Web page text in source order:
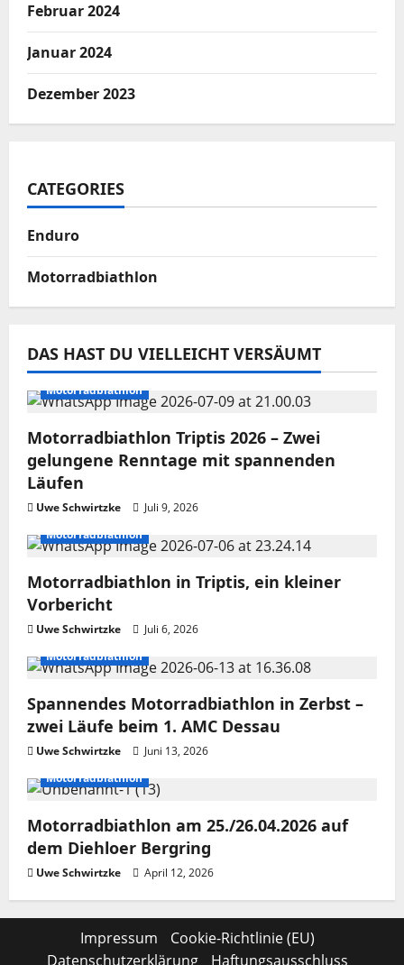
Februar 2024
Januar 2024
Dezember 2023
CATEGORIES
Enduro
Motorradbiathlon
DAS HAST DU VIELLEICHT VERSÄUMT
Motorradbiathlon
Motorradbiathlon Triptis 2026 – Zwei
gelungene Renntage mit spannenden
Läufen
Uwe Schwirtzke
Juli 9, 2026
Motorradbiathlon
Motorradbiathlon in Triptis, ein kleiner
Vorbericht
Uwe Schwirtzke
Juli 6, 2026
Motorradbiathlon
Spannendes Motorradbiathlon in Zerbst –
zwei Läufe beim 1. AMC Dessau
Uwe Schwirtzke
Juni 13, 2026
Motorradbiathlon
Motorradbiathlon am 25./26.04.2026 auf
dem Diehloer Bergring
Uwe Schwirtzke April 12, 2026
Impressum
Cookie-Richtlinie (EU)
Datenschutzerklärung
Haftungsausschluss